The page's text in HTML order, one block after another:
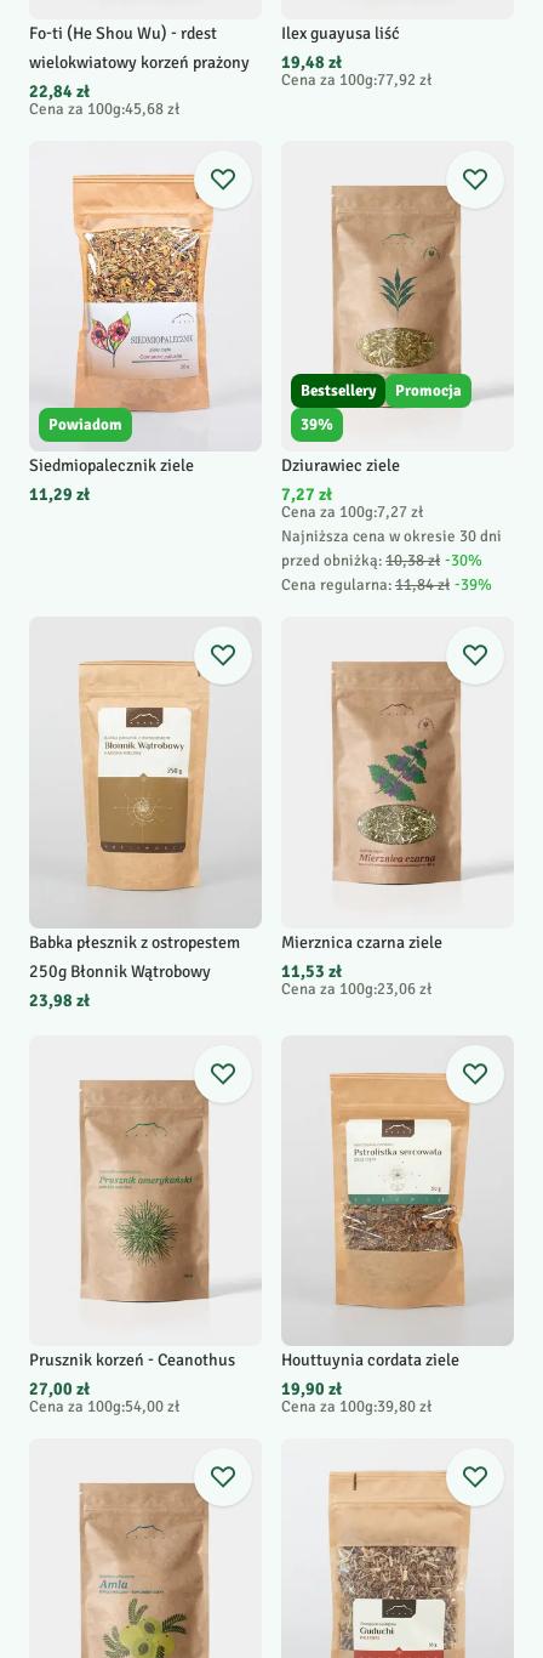
Fo-ti (He Shou Wu) - rdest
wielokwiatowy korzeń prażony
22,84 zł
Cena za 100g:45,68 zł
Ilex guayusa liść
19,48 zł
Cena za 100g:77,92 zł
Powiadom
Siedmiopalecznik ziele
11,29 zł
Bestsellery
Promocja
39%
Dziurawiec ziele
7,27 zł
Cena za 100g:7,27 zł
Najniższa cena w okresie 30 dni
przed obniżką:10,38 zł -30%
Cena regularna:11,84 zł -39%
Babka płesznik z ostropestem
250g Błonnik Wątrobowy
23,98 zł
Mierznica czarna ziele
11,53 zł
Cena za 100g:23,06 zł
Prusznik korzeń - Ceanothus
27,00 zł
Cena za 100g:54,00 zł
Houttuynia cordata ziele
19,90 zł
Cena za 100g:39,80 zł